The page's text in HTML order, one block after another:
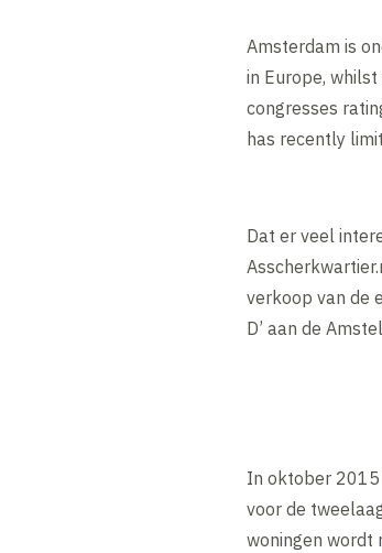
Amsterdam is
in Europe,
congresses
has recently
Dat er veel
verkoop van de
D’ aan de
In oktober 2015
voor de
woningen wordt